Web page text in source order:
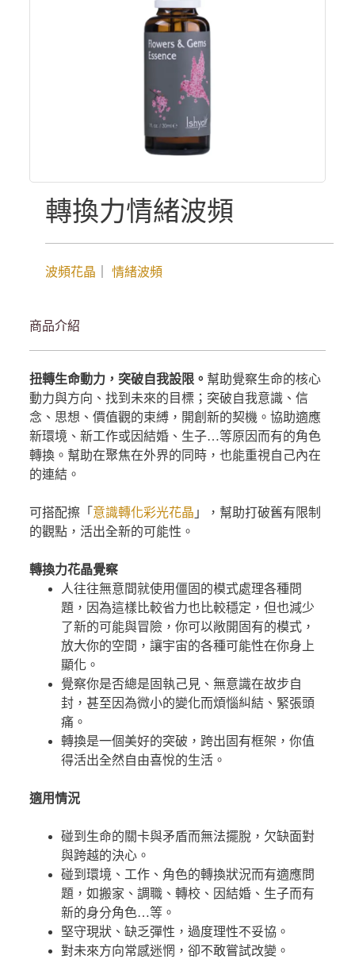
轉換力情緒波頻
波頻花晶 情緒波頻
商品介紹
扭轉生命動力，突破自我設限。 幫助覺察生命的核心
動力與方向、找到未來的目標；突破自我意識、信
念、思想、價值觀的束縛，開創新的契機。協助適應
新環境、新工作或因結婚、生子…等原因而有的角色
轉換。幫助在聚焦在外界的同時，也能重視自己內在
的連結。
可搭配擦「 意識轉化彩光花晶 」，幫助打破舊有限制
的觀點，活出全新的可能性。
轉換力花晶覺察
人往往無意間就使用僵固的模式處理各種問
題，因為這樣比較省力也比較穩定，但也減少
了新的可能與冒險，你可以敞開固有的模式，
放大你的空間，讓宇宙的各種可能性在你身上
顯化。
覺察你是否總是固執己見、無意識在故步自
封，甚至因為微小的變化而煩惱糾結、緊張頭
痛。
轉換是一個美好的突破，跨出固有框架，你值
得活出全然自由喜悅的生活。
適用情況
碰到生命的關卡與矛盾而無法擺脫，欠缺面對
與跨越的決心。
碰到環境、工作、角色的轉換狀況而有適應問
題，如搬家、調職、轉校、因結婚、生子而有
新的身分角色…等。
堅守現狀、缺乏彈性，過度理性不妥協。
對未來方向常感迷惘，卻不敢嘗試改變。